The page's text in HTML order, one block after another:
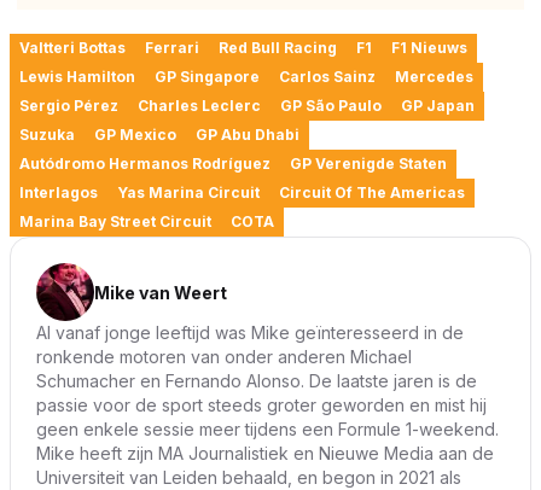
Valtteri Bottas Ferrari Red Bull Racing F1
F1 Nieuws
Lewis Hamilton
GP Singapore Carlos Sainz
Mercedes
Sergio Pérez
Charles Leclerc GP São Paulo
GP Japan
Suzuka
GP Mexico
GP Abu Dhabi
Autódromo Hermanos Rodríguez
GP Verenigde Staten
Interlagos
Yas Marina Circuit
Circuit Of The Americas
Marina Bay Street Circuit
COTA
Mike van Weert
Al vanaf jonge leeftijd was Mike geïnteresseerd in de
ronkende motoren van onder anderen Michael
Schumacher en Fernando Alonso. De laatste jaren is de
passie voor de sport steeds groter geworden en mist hij
geen enkele sessie meer tijdens een Formule 1-weekend.
Mike heeft zijn MA Journalistiek en Nieuwe Media aan de
Universiteit van Leiden behaald, en begon in 2021 als